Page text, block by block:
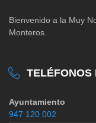
Bienvenido a la Muy
Monteros.
TELÉFONOS
Ayuntamiento
947 120 002